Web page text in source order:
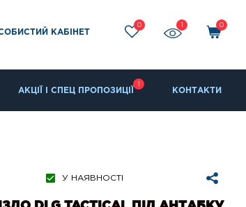
КАБІНЕТ
0 0
АКЦІЇ І СПЕЦ ПРОПОЗИЦІЇ КОНТАКТИ
У НАЯВНОСТІ